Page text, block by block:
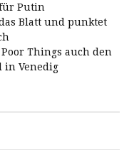
Putin
Blatt und punktet
Things auch den
in Venedig